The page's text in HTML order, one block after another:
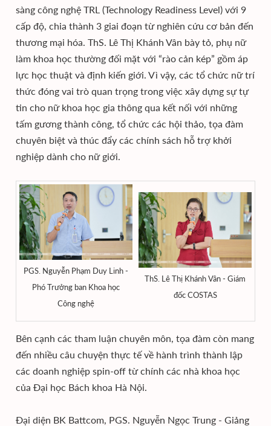
sàng công nghệ TRL (Technology Readiness Level) với 9
cấp độ, chia thành 3 giai đoạn từ nghiên cứu cơ bản đến
thương mại hóa. ThS. Lê Thị Khánh Vân bày tỏ, phụ nữ
làm khoa học thường đối mặt với “rào cản kép” gồm áp
lực học thuật và định kiến giới. Vì vậy, các tổ chức nữ trí
thức đóng vai trò quan trọng trong việc xây dựng sự tự
tin cho nữ khoa học gia thông qua kết nối với những
tấm gương thành công, tổ chức các hội thảo, tọa đàm
chuyên biệt và thúc đẩy các chính sách hỗ trợ khởi
nghiệp dành cho nữ giới.
PGS. Nguyễn Phạm Duy Linh -
Phó Trưởng ban Khoa học
Công nghệ
ThS. Lê Thị Khánh Vân - Giám
đốc COSTAS
Bên cạnh các tham luận chuyên môn, tọa đàm còn mang
đến nhiều câu chuyện thực tế về hành trình thành lập
các doanh nghiệp spin-off từ chính các nhà khoa học
của Đại học Bách khoa Hà Nội.
Đại diện BK Battcom, PGS. Nguyễn Ngọc Trung - Giảng